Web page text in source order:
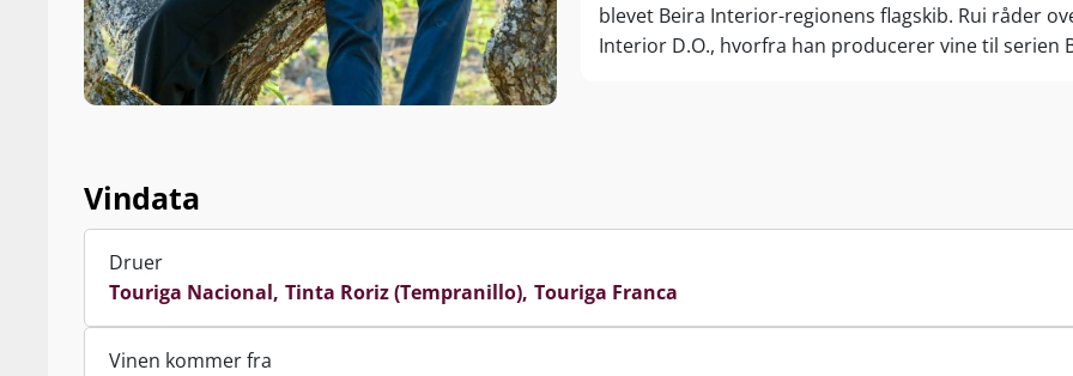
blevet Beira Interior-regionens flagskib. Rui råder
Interior D.O., hvorfra han producerer vine til serien
fra Douro D.O.
Vindata
Druer
Touriga Nacional Tinta Roriz (Tempranillo) Touriga Franca
Vinen kommer fra